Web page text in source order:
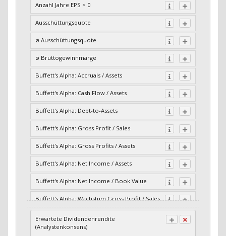
Anzahl Jahre EPS > 0
Ausschüttungsquote
ø Ausschüttungsquote
ø Bruttogewinnmarge
Buffett's Alpha: Accruals / Assets
Buffett's Alpha: Cash Flow / Assets
Buffett's Alpha: Debt-to-Assets
Buffett's Alpha: Gross Profit / Sales
Buffett's Alpha: Gross Profits / Assets
Buffett's Alpha: Net Income / Assets
Buffett's Alpha: Net Income / Book Value
Buffett's Alpha: Wachstum Gross Profit / Sales
Buffett's Alpha: Wachstum Residual Cash Flow
/ Assets
Erwartete Dividendenrendite
(Analystenkonsens)